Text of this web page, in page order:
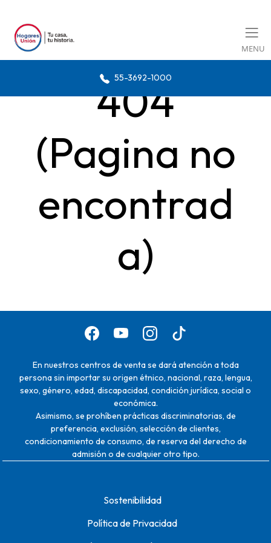
MENU
55-3692-1000
404
(Pagina no
encontrad
a)
En nuestros centros de venta se dará atención a toda
persona sin importar su origen étnico, nacional, raza, lengua,
sexo, género, edad, discapacidad, condición jurídica, social o
económica.
Asimismo, se prohíben prácticas discriminatorias, de
preferencia, exclusión, selección de clientes,
condicionamiento de consumo, de reserva del derecho de
admisión o de cualquier otro tipo.
Sostenibilidad
Política de Privacidad